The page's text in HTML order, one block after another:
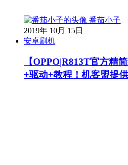
番茄小子
2019年 10月 15日
安卓刷机
【OPPO|R813T官方精
+驱动+教程！机客盟提